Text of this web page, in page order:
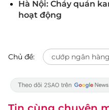
Hà Nội: Cháy quán
hoạt động
Chủ đề: cướp ngân hàng